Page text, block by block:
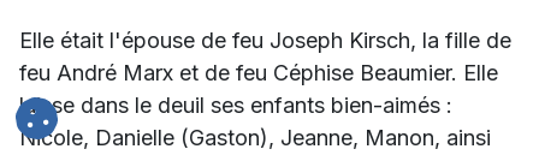
Elle était l'épouse de feu Joseph Kirsch, la fille de
feu André Marx et de feu Céphise Beaumier. Elle
laisse dans le deuil ses enfants bien-aimés :
Nicole, Danielle (Gaston), Jeanne, Manon, ainsi